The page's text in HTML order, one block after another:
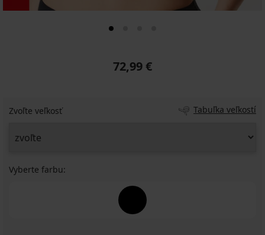
72,99 €
Zvoľte veľkosť Tabuľka veľkostí
Vyberte farbu: